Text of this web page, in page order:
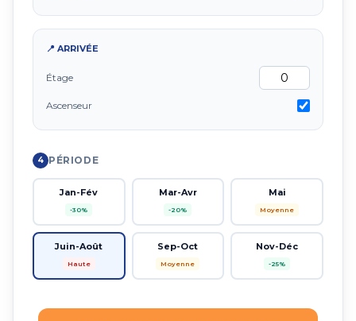
📍 ARRIVÉE
Étage
Ascenseur
4 PÉRIODE
Jan-Fév
-30%
Mar-Avr
-20%
Mai
Moyenne
Juin-Août
Haute
Sep-Oct
Moyenne
Nov-Déc
-25%